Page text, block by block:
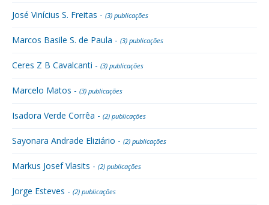
José Vinícius S. Freitas - (3) publicações
Marcos Basile S. de Paula - (3) publicações
Ceres Z B Cavalcanti - (3) publicações
Marcelo Matos - (3) publicações
Isadora Verde Corrêa - (2) publicações
Sayonara Andrade Eliziário - (2) publicações
Markus Josef Vlasits - (2) publicações
Jorge Esteves - (2) publicações